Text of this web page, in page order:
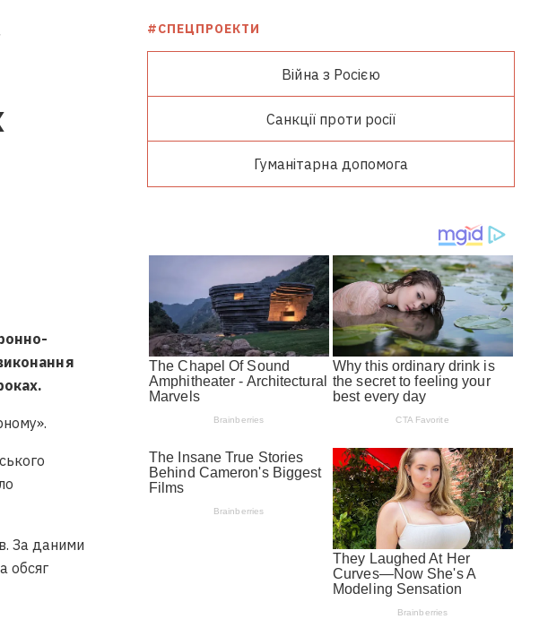
За даними
обсяг
#СПЕЦПРОЕКТИ
Війна з Росією
Санкції проти росії
Гуманітарна допомога